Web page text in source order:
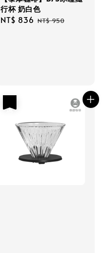
行杯 奶白色
Sale
NT$ 836 Regular
NT$ 950